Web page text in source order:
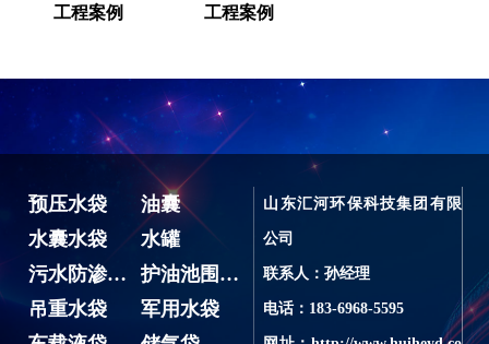
工程案例 工程案例
预压水袋
油囊
水囊水袋
水罐
污水防渗池、蓄水池
护油池围油堰
吊重水袋
军用水袋
山东汇河环保科技集团有限
公司
联系人：孙经理
电话：183-6968-5595